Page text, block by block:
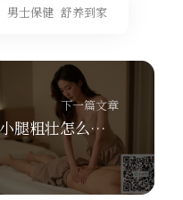
男士保健 舒养到家
下一篇文章
小腿粗壮怎么办？舒养到家按摩教你刮痧板瘦腿法，在家也能上门推拿